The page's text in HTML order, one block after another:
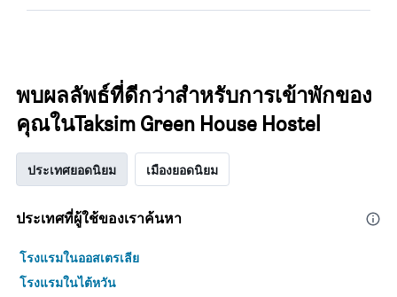
พบผลลัพธ์ที่ดีกว่าสำหรับการเข้าพักของ
คุณในTaksim Green House Hostel
ประเทศยอดนิยม เมืองยอดนิยม
ประเทศที่ผู้ใช้ของเราค้นหา
โรงแรมในออสเตรเลีย
โรงแรมในไต้หวัน